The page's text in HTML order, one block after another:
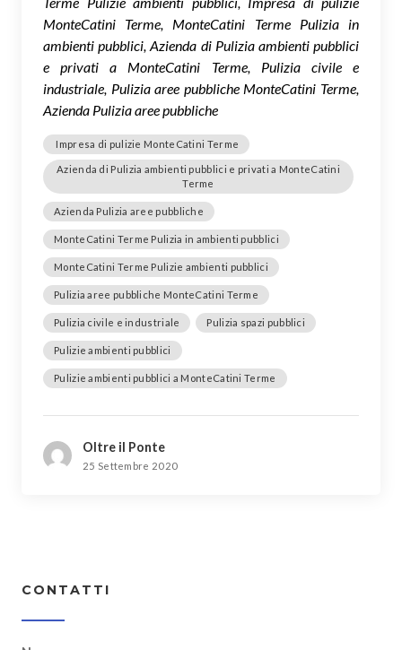
MonteCatini Terme, MonteCatini Terme Pulizia in
ambienti pubblici, Azienda di Pulizia ambienti pubblici
e privati a MonteCatini Terme, Pulizia civile e
industriale, Pulizia aree pubbliche MonteCatini Terme,
Azienda Pulizia aree pubbliche
Impresa di pulizie MonteCatini Terme
Azienda di Pulizia ambienti pubblici e privati a MonteCatini
Terme
Azienda Pulizia aree pubbliche
MonteCatini Terme Pulizia in ambienti pubblici
MonteCatini Terme Pulizie ambienti pubblici
Pulizia aree pubbliche MonteCatini Terme
Pulizia civile e industriale Pulizia spazi pubblici
Pulizie ambienti pubblici
Pulizie ambienti pubblici a MonteCatini Terme
Oltre il Ponte
25 Settembre 2020
CONTATTI